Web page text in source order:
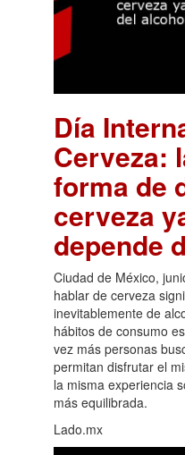
Día
Cerveza:
forma de
cerveza
depende
Ciudad de México,
hablar de cerveza
inevitablemente de
hábitos de consumo
vez más personas
permitan disfrutar el
la misma experiencia
más equilibrada.
Lado.mx